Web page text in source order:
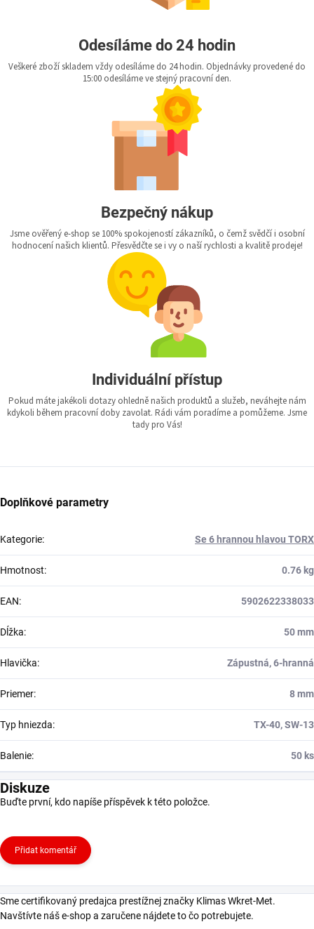
Odesíláme do 24 hodin
Veškeré zboží skladem vždy odesíláme do 24 hodin. Objednávky provedené do
15:00 odesíláme ve stejný pracovní den.
Bezpečný nákup
Jsme ověřený e-shop se 100% spokojeností zákazníků, o čemž svědčí i osobní
hodnocení našich klientů. Přesvědčte se i vy o naší rychlosti a kvalitě prodeje!
Individuální přístup
Pokud máte jakékoli dotazy ohledně našich produktů a služeb, neváhejte nám
kdykoli během pracovní doby zavolat. Rádi vám poradíme a pomůžeme. Jsme
tady pro Vás!
Doplňkové parametry
Kategorie: Se 6 hrannou hlavou TORX
Hmotnost: 0.76 kg
EAN: 5902622338033
Dĺžka: 50 mm
Hlavička: Zápustná, 6-hranná
Priemer: 8 mm
Typ hniezda: TX-40, SW-13
Balenie: 50 ks
Diskuze
Buďte první, kdo napíše příspěvek k této položce.
Přidat komentář
Sme certifikovaný predajca prestížnej značky Klimas Wkret-Met.
Navštívte náš e-shop a zaručene nájdete to čo potrebujete.